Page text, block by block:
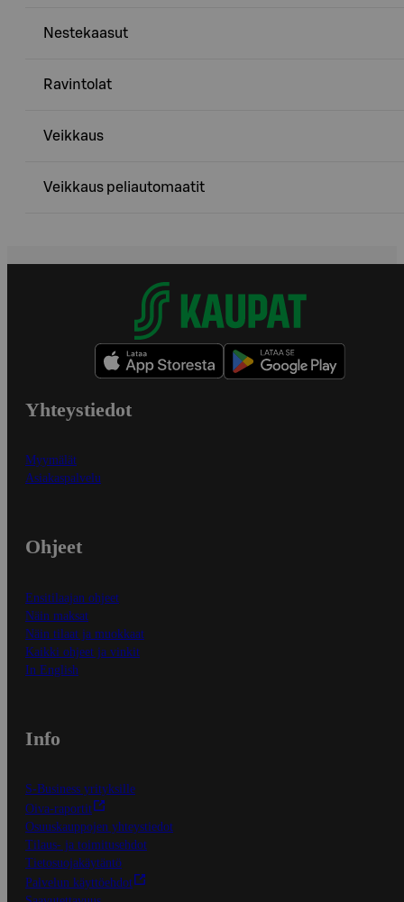
Nestekaasut
Ravintolat
Veikkaus
Veikkaus peliautomaatit
Yhteystiedot
Myymälät
Asiakaspalvelu
Ohjeet
Ensitilaajan ohjeet
Näin maksat
Näin tilaat ja muokkaat
Kaikki ohjeet ja vinkit
In English
Info
S-Business yrityksille
Oiva-raportit
Osuuskauppojen yhteystiedot
Tilaus- ja toimitusehdot
Tietosuojakäytäntö
Palvelun käyttöehdot